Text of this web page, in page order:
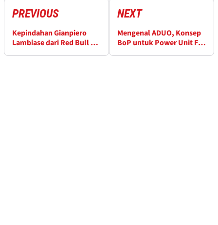
PREVIOUS
Kepindahan Gianpiero
Lambiase dari Red Bull ke
NEXT
Mengenal ADUO, Konsep
BoP untuk Power Unit F1